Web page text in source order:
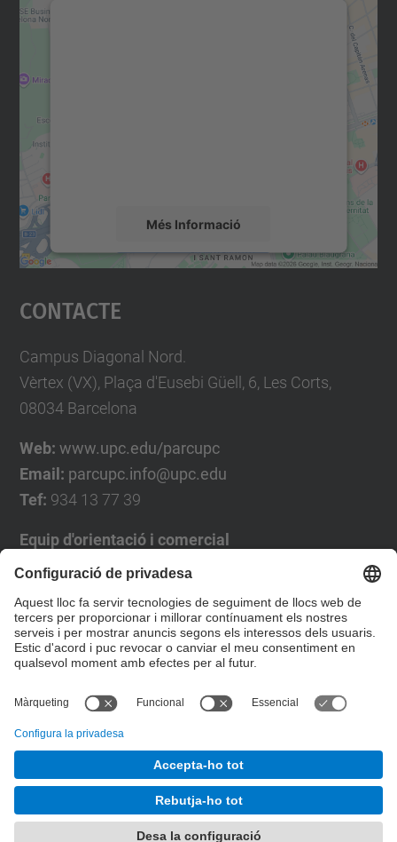
Més Informació
Accepta
powered by
Contacte
Campus Diagonal Nord.
Vèrtex (VX), Plaça d'Eusebi Güell, 6, Les Corts,
08034 Barcelona
Web: www.upc.edu/parcupc
Email: parcupc.info@upc.edu
Tef: 934 13 77 39
Equip d'orientació i comercial
José Luís Grande
Tel. 93 4137194
jose.luis.grande@upc.edu
Formulari de contacte
Desenvolupat amb